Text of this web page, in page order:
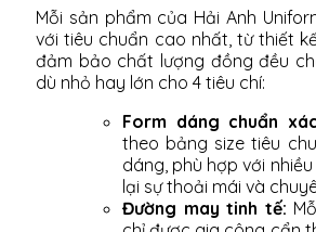
Mỗi sản phẩm của Hải Anh
với tiêu chuẩn cao nhất, từ thiết
đảm bảo chất lượng đồng đều
dù nhỏ hay lớn cho 4 tiêu chí:
Form dáng chuẩn
theo bảng size tiêu
dáng, phù hợp với
lại sự thoải mái và
Đường may tinh tế: